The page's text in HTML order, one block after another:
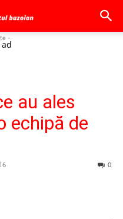
-
au ales
echipă de
0